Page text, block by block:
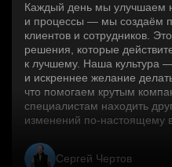
Каждый день мы улучшаем
и процессы — мы создаём
клиентов и сотрудников.
решения, которые
к лучшему. Наша культура
и искреннее желание
что помогаем крутым
специалистам находить
изменений по‑настоящему
Сергей Чертов